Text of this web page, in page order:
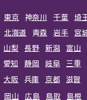
東京 ​神奈川 千葉 埼
北海道 ​青森 岩手 宮
山梨
​愛知
長野
静岡
新潟
岐阜
富山
三重
大阪 ​兵庫 京都 ​滋賀
岡山 広島 鳥取 島根